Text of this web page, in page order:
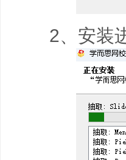
2、安装进